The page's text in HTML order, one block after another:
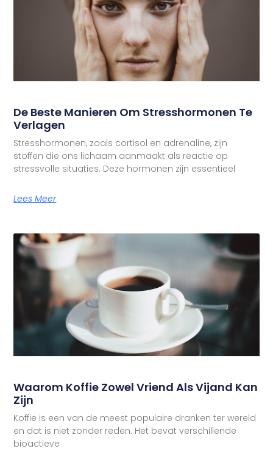
De Beste Manieren Om Stresshormonen Te
Verlagen
Stresshormonen, zoals cortisol en adrenaline, zijn
stoffen die ons lichaam aanmaakt als reactie op
stressvolle situaties. Deze hormonen zijn essentieel
Lees Meer
Waarom Koffie Zowel Vriend Als Vijand Kan
Zijn
Koffie is een van de meest populaire dranken ter wereld
en dat is niet zonder reden. Het bevat verschillende
bioactieve